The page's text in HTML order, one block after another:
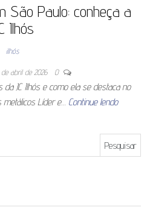
São Paulo: conheça a
Ilhós
ilhós
abril de 2026 0
JC Ilhós e como ela se destaca no
Líder e… Continue lendo